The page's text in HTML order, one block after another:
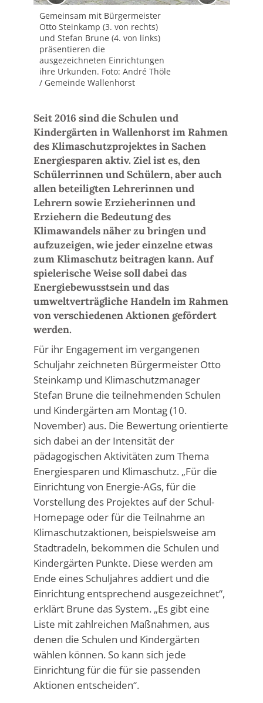
Gemeinsam mit Bürgermeister
Otto Steinkamp (3. von rechts)
und Stefan Brune (4. von links)
präsentieren die
ausgezeichneten Einrichtungen
ihre Urkunden. Foto: André Thöle
/ Gemeinde Wallenhorst
Seit 2016 sind die Schulen und
Kindergärten in Wallenhorst im Rahmen
des Klimaschutzprojektes in Sachen
Energiesparen aktiv. Ziel ist es, den
Schülerrinnen und Schülern, aber auch
allen beteiligten Lehrerinnen und
Lehrern sowie Erzieherinnen und
Erziehern die Bedeutung des
Klimawandels näher zu bringen und
aufzuzeigen, wie jeder einzelne etwas
zum Klimaschutz beitragen kann. Auf
spielerische Weise soll dabei das
Energiebewusstsein und das
umweltverträgliche Handeln im Rahmen
von verschiedenen Aktionen gefördert
werden.
Für ihr Engagement im vergangenen
Schuljahr zeichneten Bürgermeister Otto
Steinkamp und Klimaschutzmanager
Stefan Brune die teilnehmenden Schulen
und Kindergärten am Montag (10.
November) aus. Die Bewertung orientierte
sich dabei an der Intensität der
pädagogischen Aktivitäten zum Thema
Energiesparen und Klimaschutz. „Für die
Einrichtung von Energie-AGs, für die
Vorstellung des Projektes auf der Schul-
Homepage oder für die Teilnahme an
Klimaschutzaktionen, beispielsweise am
Stadtradeln, bekommen die Schulen und
Kindergärten Punkte. Diese werden am
Ende eines Schuljahres addiert und die
Einrichtung entsprechend ausgezeichnet“,
erklärt Brune das System. „Es gibt eine
Liste mit zahlreichen Maßnahmen, aus
denen die Schulen und Kindergärten
wählen können. So kann sich jede
Einrichtung für die für sie passenden
Aktionen entscheiden“.